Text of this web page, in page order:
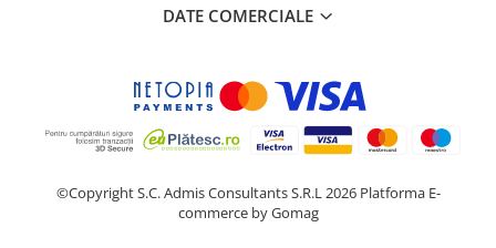
DATE COMERCIALE
©Copyright S.C. Admis Consultants S.R.L 2026 Platforma E-
commerce by Gomag